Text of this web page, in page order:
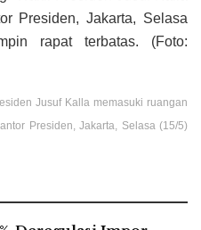
Jusuf Kalla memasuki ruangan
Presiden, Jakarta, Selasa (15/5)